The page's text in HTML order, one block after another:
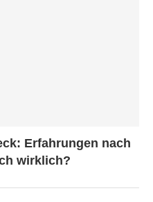
Erfahrungen nach
wirklich?